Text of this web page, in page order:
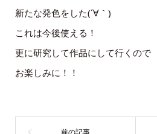
新たな発色をした(´∀｀)
これは今後使える！
更に研究して作品にして行くので
お楽しみに！！